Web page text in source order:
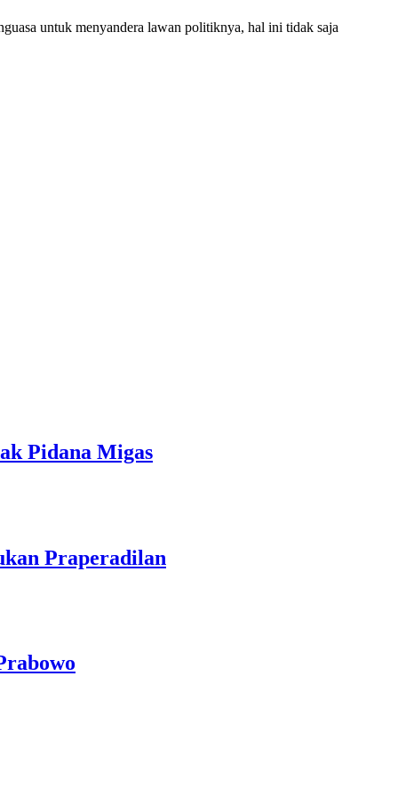
untuk menyandera lawan politiknya, hal ini tidak saja
Pidana Migas
Praperadilan